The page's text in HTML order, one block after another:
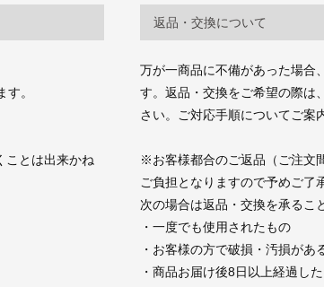
。
ことは出来かね
返品・交換について
万が一商品に不備があった場合
す。返品・交換をご希望の際は
さい。ご対応手順についてご案
※お客様都合のご返品（ご注文
ご負担となりますので予めご了
次の場合は返品・交換を承るこ
・一度でも使用されたもの
・お客様の方で破損・汚損があ
・商品お届け後8日以上経過し